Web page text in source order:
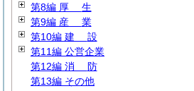
第8編 厚 生
第9編 産 業
第10編 建 設
第11編 公営企業
第12編 消 防
第13編 その他